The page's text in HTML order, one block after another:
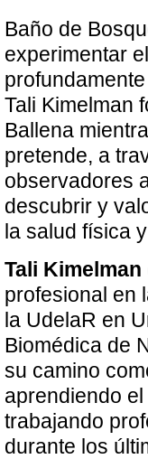
Baño de
experimentar
Tali Kimelman
Ballena
pretende, a
observadores
descubrir y
la salud física
Tali Kimelman
profesional en
la UdelaR en
Biomédica de
su camino
aprendiendo
trabajando
durante los